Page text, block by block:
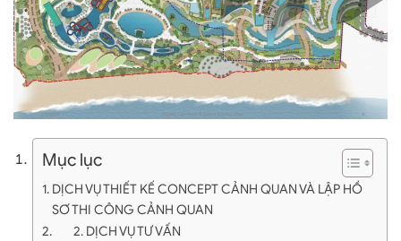
Mục lục
DỊCH VỤ THIẾT KẾ CONCEPT CẢNH QUAN VÀ LẬP HỒ
SƠ THI CÔNG CẢNH QUAN
2. DỊCH VỤ TƯ VẤN